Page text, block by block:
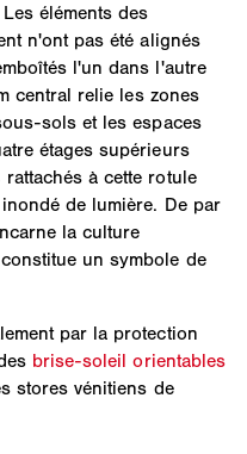
éléments des
n'ont pas été alignés
l'un dans l'autre
central relie les zones
sols et les espaces
étages supérieurs
à cette rotule
de lumière. De par
la culture
un symbole de
par la protection
brise-soleil orientables
stores vénitiens de